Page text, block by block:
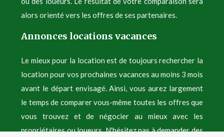
alors orienté vers les offres de ses partenaires.
Annonces locations vacances
Le mieux pour la location est de toujours rechercher la
location pour vos prochaines vacances au moins 3 mois
avant le départ envisagé. Ainsi, vous aurez largement
le temps de comparer vous-même toutes les offres que
vous trouvez et de négocier au mieux avec les
propriétaires ou loueurs. N'hésitez pas à demander des